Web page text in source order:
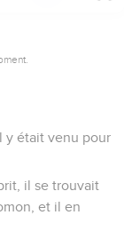
y était venu pour
il se trouvait
et il en